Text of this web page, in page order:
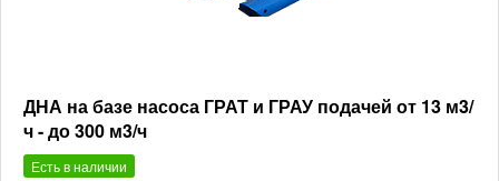
ДНА на базе насоса ГРАТ и ГРАУ подачей от 13 м3/
ч - до 300 м3/ч
Есть в наличии